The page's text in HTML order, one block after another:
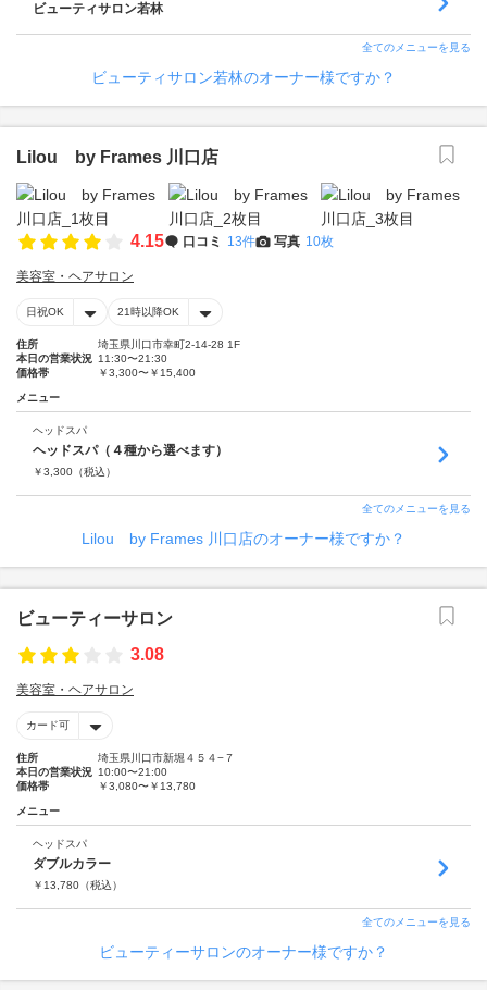
ビューティサロン若林
全てのメニューを見る
ビューティサロン若林のオーナー様ですか？
Lilou by Frames 川口店
4.15 口コミ 13件 写真 10枚
美容室・ヘアサロン
日祝OK 21時以降OK
住所
埼玉県川口市幸町2-14-28 1F
本日の営業状況 11:30〜21:30
価格帯
￥3,300〜￥15,400
メニュー
ヘッドスパ
ヘッドスパ（４種から選べます）
￥3,300 （税込）
全てのメニューを見る
Lilou by Frames 川口店のオーナー様ですか？
ビューティーサロン
3.08
美容室・ヘアサロン
カード可
住所
埼玉県川口市新堀４５４−７
本日の営業状況 10:00〜21:00
価格帯
￥3,080〜￥13,780
メニュー
ヘッドスパ
ダブルカラー
￥ 13,780 （税込）
全てのメニューを見る
ビューティーサロンのオーナー様ですか？